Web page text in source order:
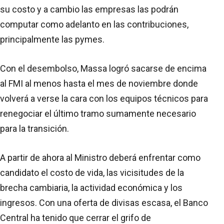
su costo y a cambio las empresas las podrán
computar como adelanto en las contribuciones,
principalmente las pymes.
Con el desembolso, Massa logró sacarse de encima
al FMI al menos hasta el mes de noviembre donde
volverá a verse la cara con los equipos técnicos para
renegociar el último tramo sumamente necesario
para la transición.
A partir de ahora al Ministro deberá enfrentar como
candidato el costo de vida, las vicisitudes de la
brecha cambiaria, la actividad económica y los
ingresos. Con una oferta de divisas escasa, el Banco
Central ha tenido que cerrar el grifo de